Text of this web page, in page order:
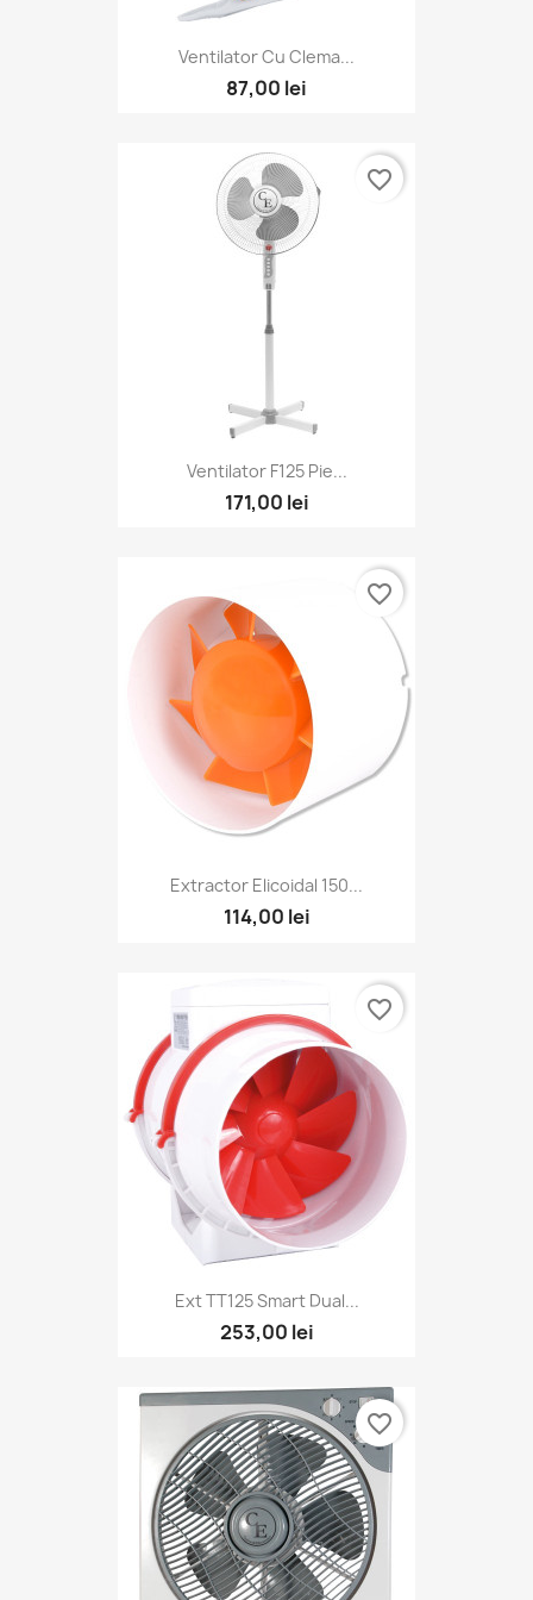
Ventilator Cu Clema...
87,00 lei
Ventilator F125 Pie...
171,00 lei
favorite_border
Extractor Elicoidal 150...
114,00 lei
favorite_border
Ext TT125 Smart Dual...
253,00 lei
favorite_border
favorite_border